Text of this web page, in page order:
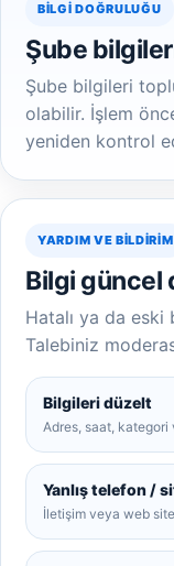
BILGI DOĞRULUĞU
Şube
Şube bilgileri
olabilir. İşlem
yeniden kontrol
YARDIM VE BILDIRIM
Bilgi güncel
Hatalı ya da
Talebiniz
Bilgileri düzelt
Adres, saat, kategori
Yanlış telefon /
İletişim veya web